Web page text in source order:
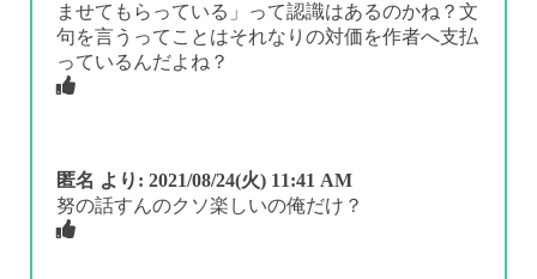
ませてもらっている」って認識はあるのかね？文
句を言うってことはそれなりの対価を作者へ支払
っているんだよね？
匿名 より: 2021/08/24(火) 11:41 AM
努の話すんのクソ楽しいの俺だけ？